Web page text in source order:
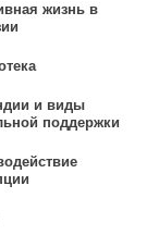
жизнь в
и виды
поддержки